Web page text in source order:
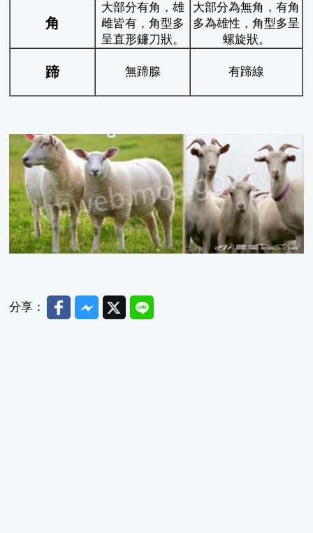
角
大部分有角，雄
雌皆有，角型多
呈直形鐮刀狀。
大部分為無角，有角
多為雄性，角型多呈
螺旋狀。
蹄 無蹄腺 有蹄線
分享： FacebookMessenger
TwitterLine